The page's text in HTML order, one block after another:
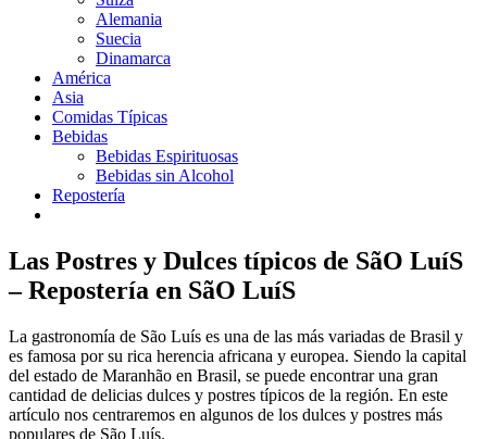
Alemania
Suecia
Dinamarca
América
Asia
Comidas Típicas
Bebidas
Bebidas Espirituosas
Bebidas sin Alcohol
Repostería
Las Postres y Dulces típicos de SãO LuíS
– Repostería en SãO LuíS
La gastronomía de São Luís es una de las más variadas de Brasil y
es famosa por su rica herencia africana y europea. Siendo la capital
del estado de Maranhão en Brasil, se puede encontrar una gran
cantidad de delicias dulces y postres típicos de la región. En este
artículo nos centraremos en algunos de los dulces y postres más
populares de São Luís.